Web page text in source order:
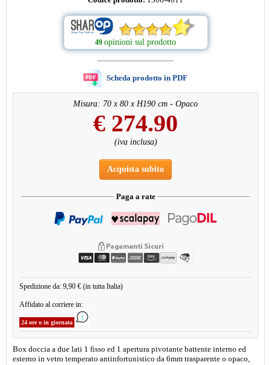
49 opinioni sul prodotto
Scheda prodotto in PDF
Misura: 70 x 80 x H190 cm - Opaco
€ 274.90
(iva inclusa)
Acquista subito
Paga a rate
Spedizione da: 9,90 € (in tutta Italia)
Affidato al corriere in:
24 ore o in giornata
Box doccia a due lati 1 fisso ed 1 apertura pivotante battente interno ed
esterno in vetro temperato antinfortunistico da 6mm trasparente o opaco,